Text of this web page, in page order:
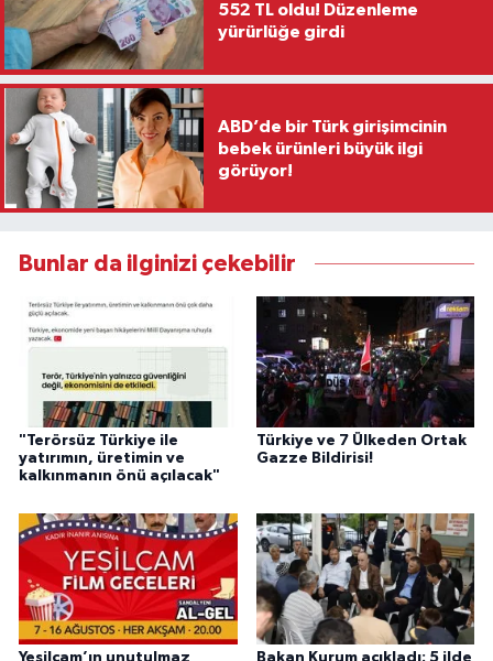
552 TL oldu! Düzenleme
yürürlüğe girdi
ABD’de bir Türk girişimcinin
bebek ürünleri büyük ilgi
görüyor!
Bunlar da ilginizi çekebilir
"Terörsüz Türkiye ile
yatırımın, üretimin ve
kalkınmanın önü açılacak"
Türkiye ve 7 Ülkeden Ortak
Gazze Bildirisi!
Yeşilçam’ın unutulmaz Bakan Kurum açıkladı: 5 ilde